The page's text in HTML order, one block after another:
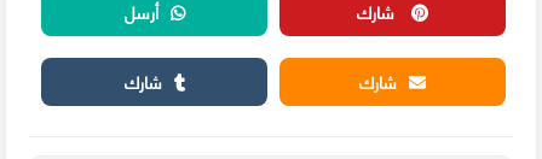
شارك
أرسل
شارك
شارك